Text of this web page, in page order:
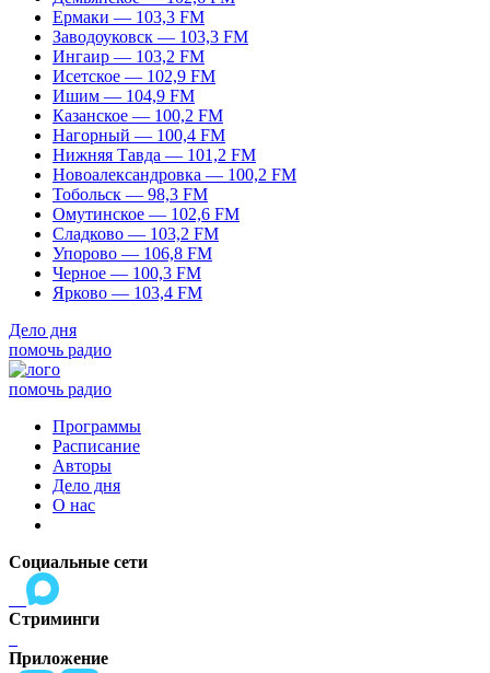
Ермаки — 103,3 FM
Заводоуковск — 103,3 FM
Ингаир — 103,2 FM
Исетское — 102,9 FM
Ишим — 104,9 FM
Казанское — 100,2 FM
Нагорный — 100,4 FM
Нижняя Тавда — 101,2 FM
Новоалександровка — 100,2 FM
Тобольск — 98,3 FM
Омутинское — 102,6 FM
Сладково — 103,2 FM
Упорово — 106,8 FM
Черное — 100,3 FM
Ярково — 103,4 FM
Дело дня
помочь радио
помочь радио
Программы
Расписание
Авторы
Дело дня
О нас
Социальные сети
Стриминги
Приложение